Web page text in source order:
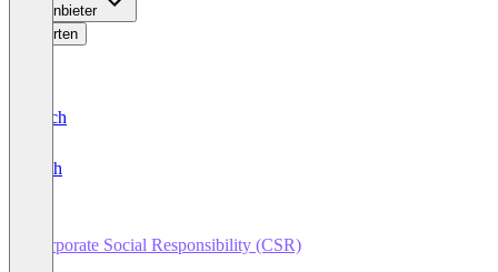
Für Anbieter
Bewerten
Deutsch
English
Corporate Social Responsibility (CSR)